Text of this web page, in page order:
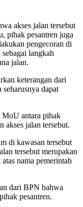
akses jalan tersebut
pihak pesantren juga
pengecoran di
langkah
jalan.
keterangan dari
dapat
MoU antara pihak
akses jalan tersebut.
di kawasan tersebut
tersebut merupakan
nama pemerintah
dari BPN bahwa
pesantren.